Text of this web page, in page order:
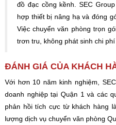
đồ đạc cồng kềnh. SEC
hợp thiết bị nâng hạ và đóng
Việc chuyển văn phòng trọn
trơn tru, không phát sinh chi phí
ĐÁNH GIÁ CỦA KHÁCH
Với hơn 10 năm kinh nghiệm,
doanh nghiệp tại Quận 1 và các
phản hồi tích cực từ khách hàng
lượng dịch vụ chuyển văn phòng